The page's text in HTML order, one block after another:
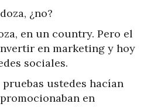
¿no?
en un country. Pero el
en marketing y hoy
sociales.
pruebas ustedes hacían
en